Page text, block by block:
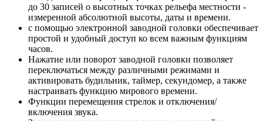
до 30 записей о высотных точках рельефа местности -
измеренной абсолютной высоты, даты и времени.
с помощью электронной заводной головки обеспечивает
простой и удобный доступ ко всем важным функциям
часов.
Нажатие или поворот заводной головки позволяет
переключаться между различными режимами и
активировать будильник, таймер, секундомер, а также
настраивать функцию мирового времени.
Функции перемещения стрелок и отключения/
включения звука.